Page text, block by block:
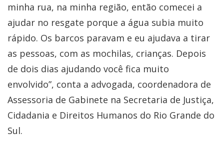
minha rua, na minha região, então comecei a
ajudar no resgate porque a água subia muito
rápido. Os barcos paravam e eu ajudava a tirar
as pessoas, com as mochilas, crianças. Depois
de dois dias ajudando você fica muito
envolvido”, conta a advogada, coordenadora de
Assessoria de Gabinete na Secretaria de Justiça,
Cidadania e Direitos Humanos do Rio Grande do
Sul.